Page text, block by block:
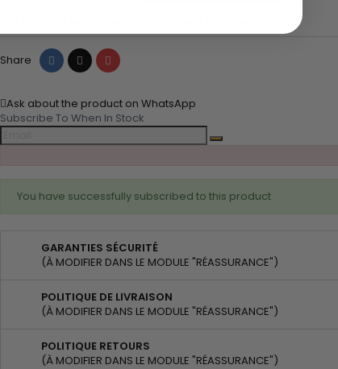
Share Share Tweet Pinterest
Ask about the product on WhatsApp
Subscribe To When In Stock
You have successfully subscribed to this product
GARANTIES SÉCURITÉ
(À MODIFIER DANS LE MODULE "RÉASSURANCE")
POLITIQUE DE LIVRAISON
(À MODIFIER DANS LE MODULE "RÉASSURANCE")
POLITIQUE RETOURS
(À MODIFIER DANS LE MODULE "RÉASSURANCE")